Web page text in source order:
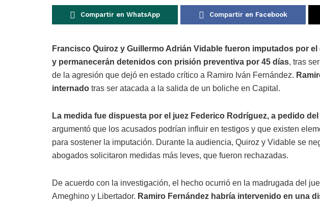
Compartir en WhatsApp Compartir en Facebook
Francisco Quiroz y Guillermo Adrián Vidable fueron imputados por
y permanecerán detenidos con prisión preventiva por 45 días, tras
de la agresión que dejó en estado crítico a Ramiro Iván Fernández.
internado tras ser atacada a la salida de un boliche en Capital.
La medida fue dispuesta por el juez Federico Rodríguez, a pedido
argumentó que los acusados podrían influir en testigos y que existen
para sostener la imputación. Durante la audiencia, Quiroz y Vidable se
abogados solicitaron medidas más leves, que fueron rechazadas.
De acuerdo con la investigación, el hecho ocurrió en la madrugada del
Ameghino y Libertador. Ramiro Fernández habría intervenido en una